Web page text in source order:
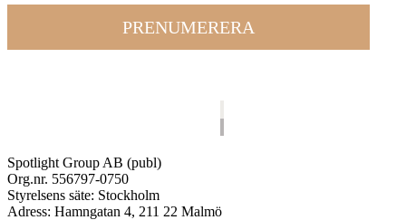
PRENUMERERA
Spotlight Group AB (publ)
Org.nr. 556797-0750
Styrelsens säte: Stockholm
Adress: Hamngatan 4, 211 22 Malmö